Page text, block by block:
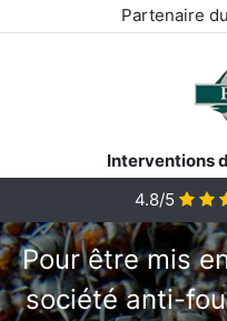
Partenaire
Interventions
4.8/5
Pour être mis
société anti-